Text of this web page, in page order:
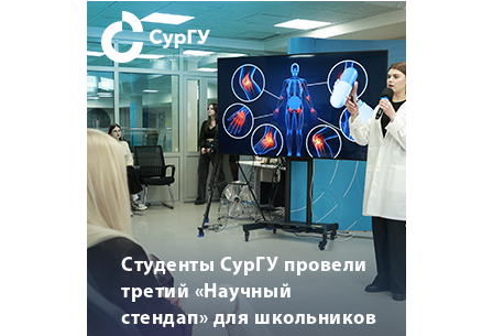
Студенты СурГУ провели
третий «Научный
стендап» для школьников